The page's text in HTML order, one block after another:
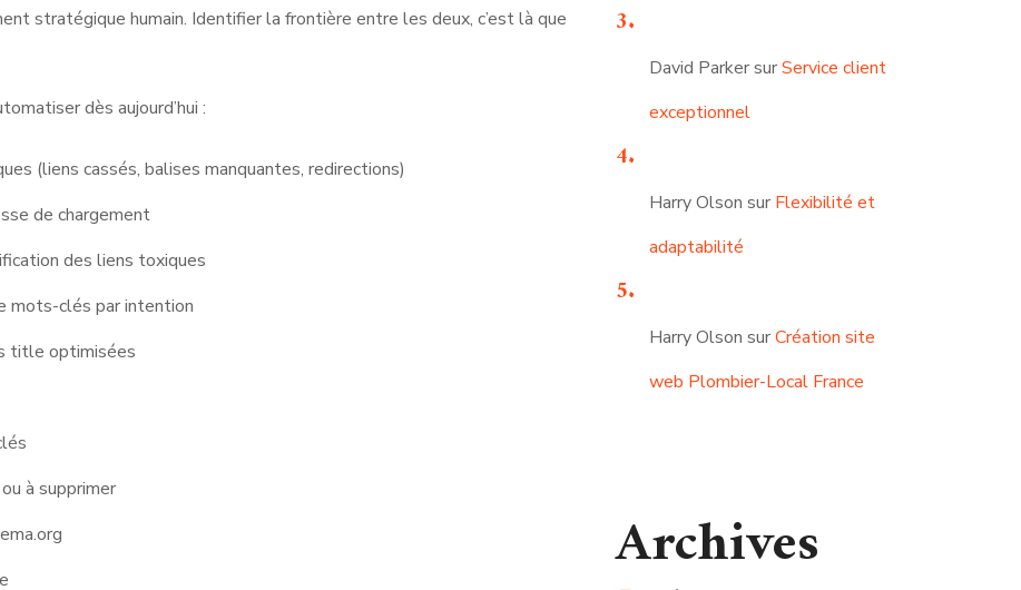
stratégique humain. Identifier la frontière entre les deux, c’est là que
dès aujourd’hui :
(liens cassés, balises manquantes, redirections)
de chargement
des liens toxiques
mots-clés par intention
title optimisées
à supprimer
David ParkersurService client
exceptionnel
Harry Olson sur Flexibilité et
adaptabilité
Harry Olson surCréation site
web Plombier-Local France
Archives